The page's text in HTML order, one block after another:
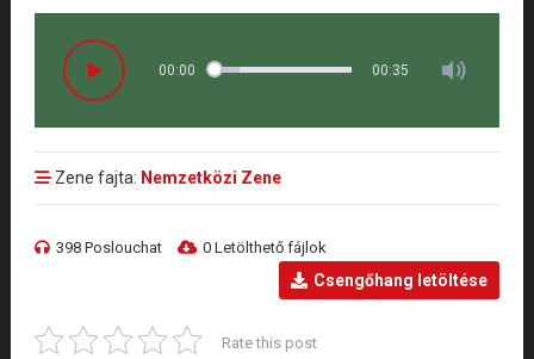
00:00 00:35
Zene fajta: Nemzetközi Zene
398 Poslouchat 0 Letölthető fájlok
Csengőhang letöltése
Rate this post